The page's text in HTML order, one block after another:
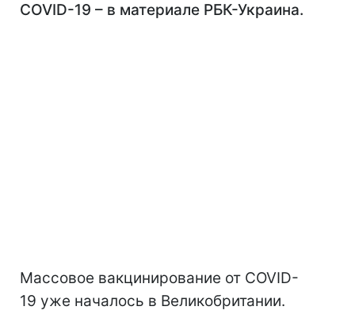
COVID-19 – в материале РБК-Украина.
Массовое вакцинирование от COVID-
19 уже началось в Великобритании.